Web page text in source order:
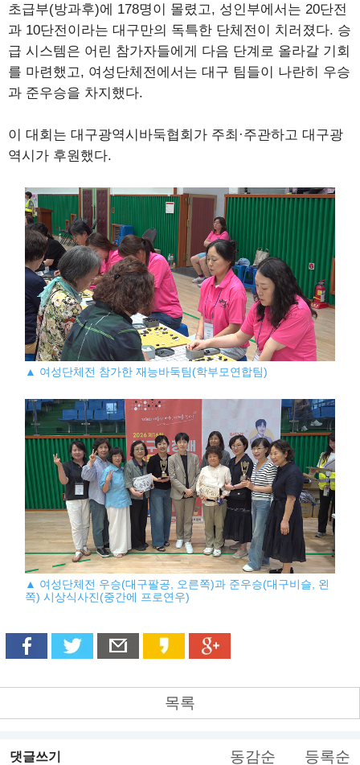
초급부(방과후)에 178명이 몰렸고, 성인부에서는 20단전
과 10단전이라는 대구만의 독특한 단체전이 치러졌다. 승
급 시스템은 어린 참가자들에게 다음 단계로 올라갈 기회
를 마련했고, 여성단체전에서는 대구 팀들이 나란히 우승
과 준우승을 차지했다.
이 대회는 대구광역시바둑협회가 주최·주관하고 대구광
역시가 후원했다.
▲ 여성단체전 참가한 재능바둑팀(학부모연합팀)
▲ 여성단체전 우승(대구팔공, 오른쪽)과 준우승(대구비슬, 왼
쪽) 시상식사진(중간에 프로연우)
목록
댓글쓰기 동감순 등록순